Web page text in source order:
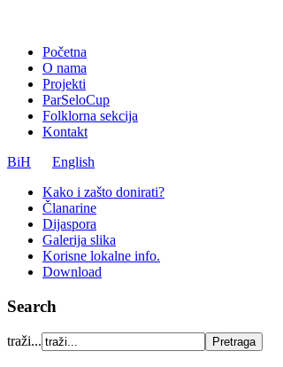
Početna
O nama
Projekti
ParSeloCup
Folklorna sekcija
Kontakt
BiH
English
Kako i zašto donirati?
Članarine
Dijaspora
Galerija slika
Korisne lokalne info.
Download
Search
traži...